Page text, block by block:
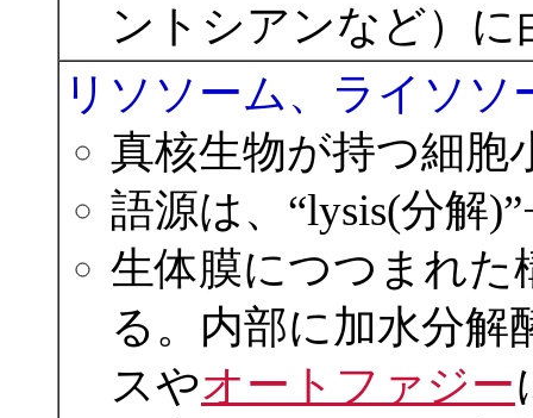
ントシアンなど）
リソソーム、ライソ
真核生物が持つ細胞
語源は、“lysis(分解
生体膜につつまれた
る。内部に加水分
スやオートファジー